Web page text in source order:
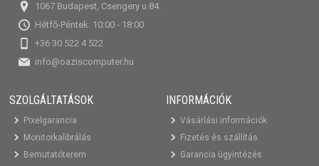
1067 Budapest, Csengery u 84.
Hétfő-Péntek: 10:00 - 18:00
+36 30 522 4 522
info@oaziscomputer.hu
SZOLGÁLTATÁSOK
Pixelgarancia
Monitorkalibrálás
Bemutatóterem
INFORMÁCIÓK
Vásárlási információk
Fizetés és szállítás
Garancia ügyintézés